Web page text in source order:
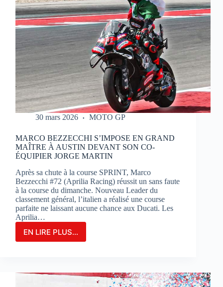
30 mars 2026 MOTO GP
MARCO BEZZECCHI S’IMPOSE EN GRAND
MAÎTRE À AUSTIN DEVANT SON CO-
ÉQUIPIER JORGE MARTIN
Après sa chute à la course SPRINT, Marco
Bezzecchi #72 (Aprilia Racing) réussit un sans faute
à la course du dimanche. Nouveau Leader du
classement général, l’italien a réalisé une course
parfaite ne laissant aucune chance aux Ducati. Les
Aprilia…
EN LIRE PLUS...
MARCO
GRAND